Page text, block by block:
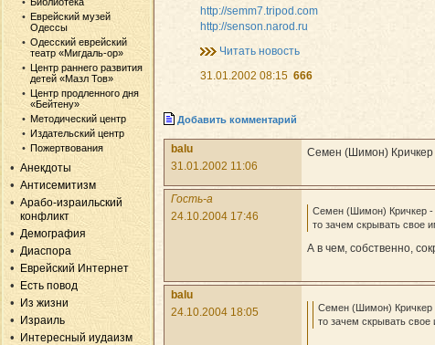
Еврейский музей
Одессы
Одесский еврейский
театр «Мигдаль-ор»
Центр раннего развития
детей «Мазл Тов»
Центр продленного дня
«Бейтену»
Методический центр
Издательский центр
Пожертвования
Анекдоты
Антисемитизм
Арабо-израильский
конфликт
Демография
Диаспора
Еврейский Интернет
Есть повод
Из жизни
Израиль
Интересный иудаизм
http://semm7.tripod.com
http://senson.narod.ru
Читать новость
31.01.2002 08:15 666
Добавить комментарий
balu
31.01.2002 11:06
Семен (Шимон) Кричкер
Гость-a
24.10.2004 17:46
Семен (Шимон) Кричкер -
то зачем скрывать свое
А в чем, собственно,
balu
24.10.2004 18:05
Семен (Шимон) Кричкер
то зачем скрывать